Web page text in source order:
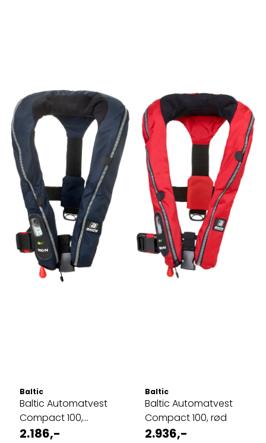
Baltic
Baltic Automatvest
Compact 100,
marineblå
2.186,-
Baltic
Baltic Automatvest
Compact 100, rød
2.936,-